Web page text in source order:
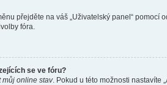
přejděte na váš „Uživatelský panel“ pomocí
fóra.
se ve fóru?
můj online stav. Pokud u této možnosti nastavíte